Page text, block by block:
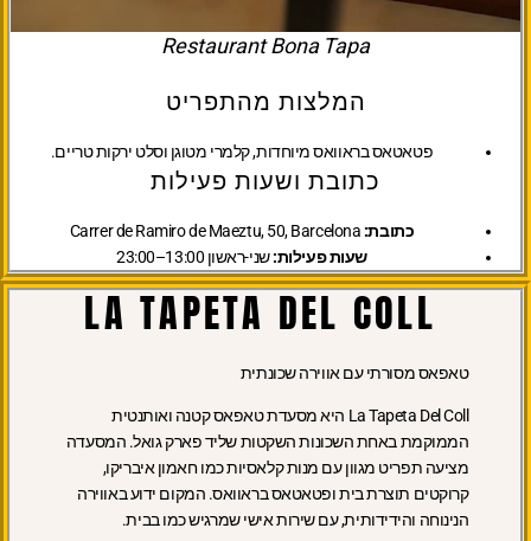
Restaurant Bona Tapa
המלצות מהתפריט
פטאטאס בראוואס מיוחדות, קלמרי מטוגן וסלט ירקות טריים.
כתובת ושעות פעילות
כתובת:
שעות פעילות:שני-ראשון 13:00–23:00
LA TAPETA DEL COLL
טאפאס מסורתי עם אווירה שכונתית
La Tapeta Del Coll היא מסעדת טאפאס קטנה ואותנטית
הממוקמת באחת השכונות השקטות שליד פארק גואל. המסעדה
מציעה תפריט מגוון עם מנות קלאסיות כמו חאמון איבריקו,
קרוקטים תוצרת בית ופטאטאס בראוואס. המקום ידוע באווירה
הנינוחה והידידותית, עם שירות אישי שמרגיש כמו בבית.